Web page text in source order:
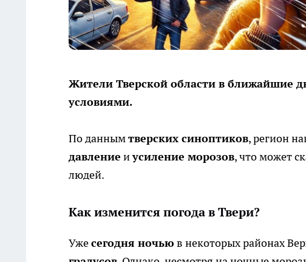
Жители Тверской области в ближайшие
условиями.
По даннымтверских синоптиков, регион
давление иусиление морозов, что может
людей.
Как изменится погода в Твери?
Ужесегодня ночью в некоторых районах